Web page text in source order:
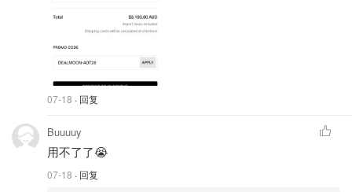
07-18 · 回复
Buuuuy
用不了了😭
07-18 · 回复